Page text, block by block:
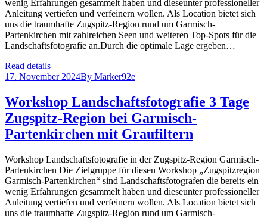
wenig Erfahrungen gesammelt haben und dieseunter professioneller
Anleitung vertiefen und verfeinern wollen. Als Location bietet sich
uns die traumhafte Zugspitz-Region rund um Garmisch-
Partenkirchen mit zahlreichen Seen und weiteren Top-Spots für die
Landschaftsfotografie an.Durch die optimale Lage ergeben…
Read details
17. November 2024By Marker92e
Workshop Landschaftsfotografie 3 Tage
Zugspitz-Region bei Garmisch-
Partenkirchen mit Graufiltern
Workshop Landschaftsfotografie in der Zugspitz-Region Garmisch-
Partenkirchen Die Zielgruppe für diesen Workshop „Zugspitzregion
Garmisch-Partenkirchen“ sind Landschaftsfotografen die bereits ein
wenig Erfahrungen gesammelt haben und dieseunter professioneller
Anleitung vertiefen und verfeinern wollen. Als Location bietet sich
uns die traumhafte Zugspitz-Region rund um Garmisch-